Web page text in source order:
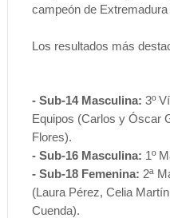
campeón de Extremadura
Los resultados más
- Sub-14 Masculina: 3º
Equipos (Carlos y Óscar
Flores).
- Sub-16 Masculina: 1º
- Sub-18 Femenina: 2ª
(Laura Pérez, Celia
Cuenda).